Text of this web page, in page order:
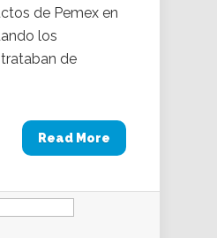
de Pemex en
los
de
Read More